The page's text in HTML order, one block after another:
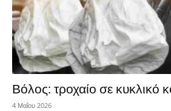
Βόλος: τροχαίο σε κυκλικό
4 Μαΐου 2026